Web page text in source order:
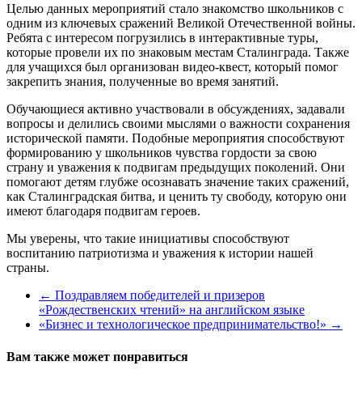
Целью данных мероприятий стало знакомство школьников с
одним из ключевых сражений Великой Отечественной войны.
Ребята с интересом погрузились в интерактивные туры,
которые провели их по знаковым местам Сталинграда. Также
для учащихся был организован видео-квест, который помог
закрепить знания, полученные во время занятий.
Обучающиеся активно участвовали в обсуждениях, задавали
вопросы и делились своими мыслями о важности сохранения
исторической памяти. Подобные мероприятия способствуют
формированию у школьников чувства гордости за свою
страну и уважения к подвигам предыдущих поколений. Они
помогают детям глубже осознавать значение таких сражений,
как Сталинградская битва, и ценить ту свободу, которую они
имеют благодаря подвигам героев.
Мы уверены, что такие инициативы способствуют
воспитанию патриотизма и уважения к истории нашей
страны.
← Поздравляем победителей и призеров
«Рождественских чтений» на английском языке
«Бизнес и технологическое предпринимательство!» →
Вам также может понравиться